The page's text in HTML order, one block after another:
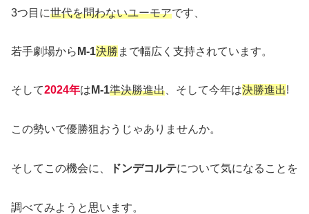
3つ目に世代を問わないユーモアです、
若手劇場から M-1決勝 まで幅広く支持されています。
そして2024年は M-1準決勝進出、そして今年は決勝進出!
この勢いで優勝狙おうじゃありませんか。
そしてこの機会に、 ドンデコルテについて気になることを
調べてみようと思います。